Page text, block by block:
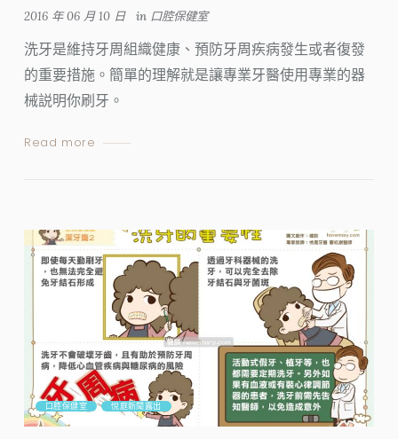
2016 年 06 月 10 日 in 口腔保健室
洗牙是維持牙周組織健康、預防牙周疾病發生或者復發
的重要措施。簡單的理解就是讓專業牙醫使用專業的器
械説明你刷牙。
Read more
口腔保健室 悅庭新聞露出